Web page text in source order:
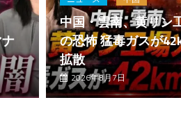
中国・雲南、黄リン
の恐怖 猛毒ガスが
拡散
2026年8月7日